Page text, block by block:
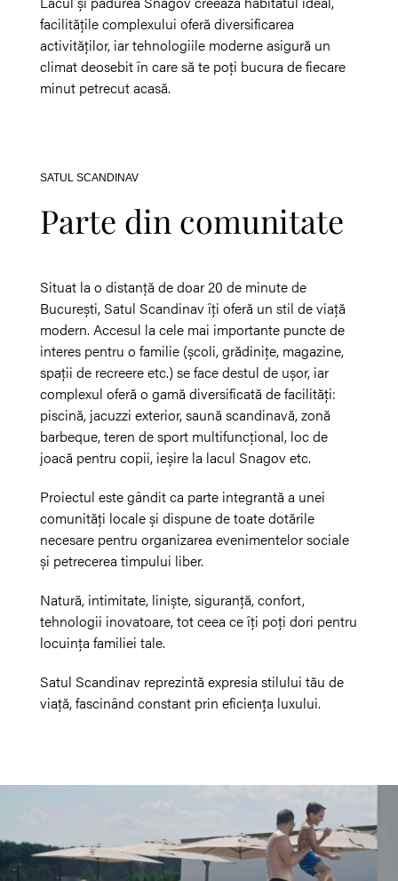
facilitățile complexului oferă diversificarea
activităților, iar tehnologiile moderne asigură un
climat deosebit în care să te poți bucura de fiecare
minut petrecut acasă.
SATUL SCANDINAV
Parte din comunitate
Situat la o distanță de doar 20 de minute de
București, Satul Scandinav îți oferă un stil de viață
modern. Accesul la cele mai importante puncte de
interes pentru o familie (școli, grădinițe, magazine,
spații de recreere etc.) se face destul de ușor, iar
complexul oferă o gamă diversificată de facilități:
piscină, jacuzzi exterior, saună scandinavă, zonă
barbeque, teren de sport multifuncțional, loc de
joacă pentru copii, ieșire la lacul Snagov etc.
Proiectul este gândit ca parte integrantă a unei
comunități locale și dispune de toate dotările
necesare pentru organizarea evenimentelor sociale
și petrecerea timpului liber.
Natură, intimitate, liniște, siguranță, confort,
tehnologii inovatoare, tot ceea ce îți poți dori pentru
locuința familiei tale.
Satul Scandinav reprezintă expresia stilului tău de
viață, fascinând constant prin eficiența luxului.